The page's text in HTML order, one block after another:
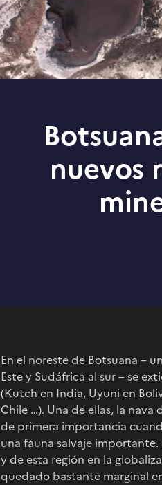
nuevos
En el noreste de Botsuana –
Este y Sudáfrica al sur – se
(Kutch en India, Uyuni en
Chile …). Una de ellas, la
de primera importancia
una fauna salvaje
y de esta región en la
quedado bastante marginal